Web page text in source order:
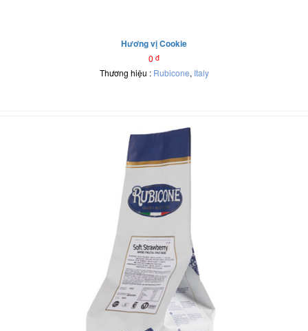
Hương vị Cookie
0 đ
Thương hiệu : Rubicone, Italy